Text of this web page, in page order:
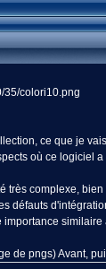
ce que je
où ce logiciel
très complexe,
défauts
de pngs) Avant,